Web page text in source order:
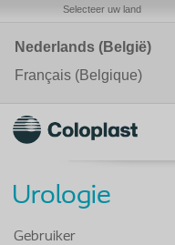
Selecteer uw land
Nederlands (België)
Français (Belgique)
Urologie
Gebruiker